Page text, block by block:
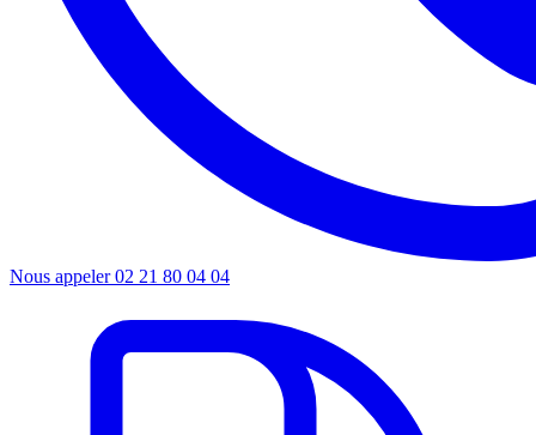
Nous appeler 02 21 80 04 04